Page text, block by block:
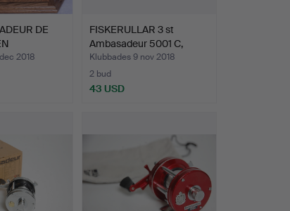
DE
NR: 8…
2018
FISKERULLAR 3 st
Ambasadeur 5001 C,
Fladen…
Klubbades 9 nov 2018
2 bud
43 USD